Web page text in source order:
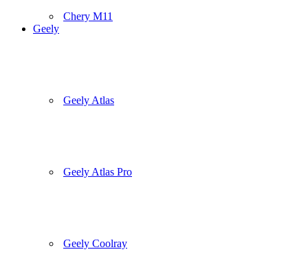
Chery M11
Geely
Geely Atlas
Geely Atlas Pro
Geely Coolray